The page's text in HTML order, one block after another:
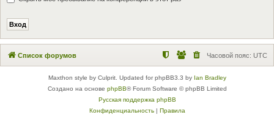
Список форумов Часовой пояс: UTC
Maxthon style by Culprit. Updated for phpBB3.3 by Ian Bradley
Создано на основе phpBB® Forum Software © phpBB Limited
Русская поддержка phpBB
Конфиденциальность| Правила